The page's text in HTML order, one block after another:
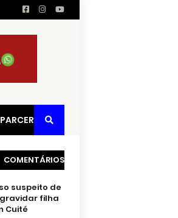
PARCERIAS
COMENTÁRIOS
suspeito de
filha
Cuité